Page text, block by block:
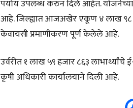
पर्याय उपलब्ध करुन दिले आहेत.
आहे. जिल्ह्यात आजअखेर एकूण ४ लाख ९८
केवायसी प्रमाणीकरण पूर्ण केलेले आहे.
उर्वरीत १ लाख ५९ हजार ८६३
कृषी अधिकारी कार्यालयाने दिली आहे.